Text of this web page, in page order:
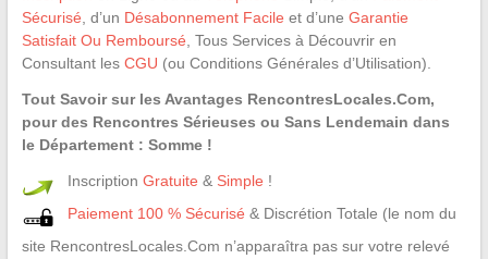
Sécurisé , d’un Désabonnement Facile et d’une Garantie
Satisfait Ou Remboursé , Tous Services à Découvrir en
Consultant les CGU (ou Conditions Générales d’Utilisation).
Tout Savoir sur les Avantages RencontresLocales.Com,
pour des Rencontres Sérieuses ou Sans Lendemain dans
le Département : Somme !
Inscription Gratuite & Simple !
Paiement 100 % Sécurisé & Discrétion Totale (le nom du
site RencontresLocales.Com n’apparaîtra pas sur votre relevé